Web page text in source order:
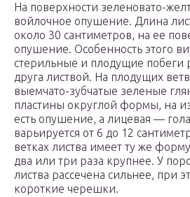
На поверхности зеленовато-
войлочное опушение. Длина
около 30 сантиметров, на ее
опушение. Особенность этого
стерильные и плодущие побеги
друга листвой. На плодущих
выемчато-зубчатые зеленые
пластины округлой формы, на
есть опушение, а лицевая —
варьируется от 6 до 12
ветках листва имеет ту же
два или три раза крупнее. У
листва рассечена сильнее, при
короткие черешки.